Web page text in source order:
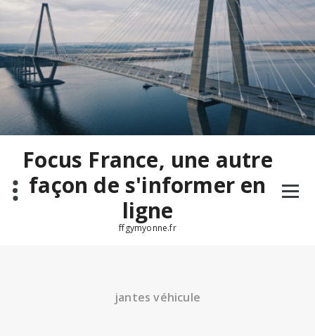
contenu
Focus France, une autre
façon de s'informer en
ligne
ffgymyonne.fr
jantes véhicule